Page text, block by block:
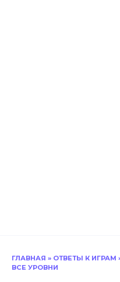
ГЛАВНАЯ » ОТВЕТЫ К ИГРАМ
ВСЕ УРОВНИ